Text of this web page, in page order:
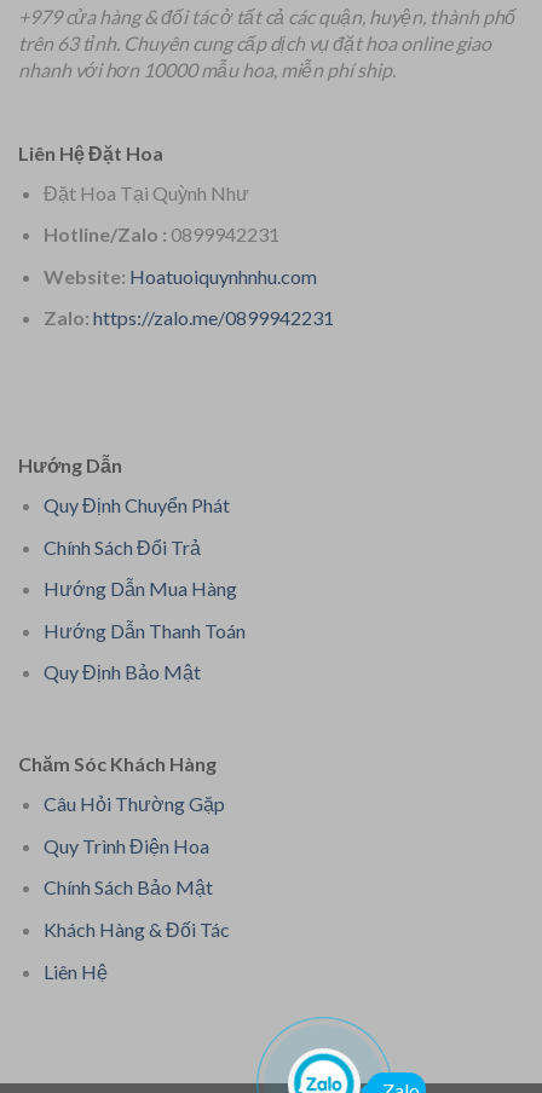
+979 cửa hàng & đối tác ở tất cả các quận, huyện, thành phố
trên 63 tỉnh. Chuyên cung cấp dịch vụ đặt hoa online giao
nhanh với hơn 10000 mẫu hoa, miễn phí ship.
Liên Hệ Đặt Hoa
Đặt Hoa Tại Quỳnh Như
Hotline/Zalo : 0899942231
Website: Hoatuoiquynhnhu.com
Zalo: https://zalo.me/0899942231
Hướng Dẫn
Quy Định Chuyển Phát
Chính Sách Đổi Trả
Hướng Dẫn Mua Hàng
Hướng Dẫn Thanh Toán
Quy Định Bảo Mật
Chăm Sóc Khách Hàng
Câu Hỏi Thường Gặp
Quy Trình Điện Hoa
Chính Sách Bảo Mật
Khách Hàng & Đối Tác
Liên Hệ